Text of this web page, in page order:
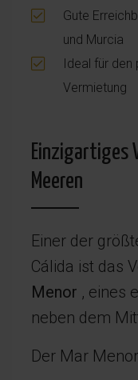
Gute
und Murcia
Ideal für den
Vermietung
Einzigartiges
Meeren
Einer der
Cálida ist das
Menor , eines
neben dem
Der Mar